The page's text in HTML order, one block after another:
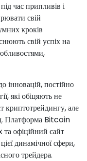
час припливів і
свій
кроків
свій успіх на
постійно
які обіцяють не
криптотрейдингу, але
Платформа Bitcoin
офіційний сайт
динамічної сфери,
трейдера.